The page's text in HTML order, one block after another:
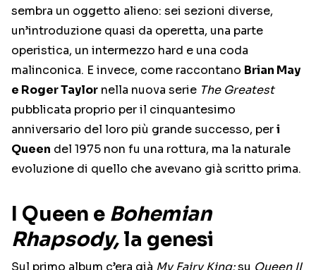
sembra un oggetto alieno: sei sezioni diverse,
un’introduzione quasi da operetta, una parte
operistica, un intermezzo hard e una coda
malinconica. E invece, come raccontano Brian May
e Roger Taylor nella nuova serie The Greatest
pubblicata proprio per il cinquantesimo
anniversario del loro più grande successo, peri
Queen del 1975 non fu una rottura, ma la naturale
evoluzione di quello che avevano già scritto prima.
I Queen e Bohemian
Rhapsody, la genesi
Sul primo album c’era già My Fairy King;su Queen II